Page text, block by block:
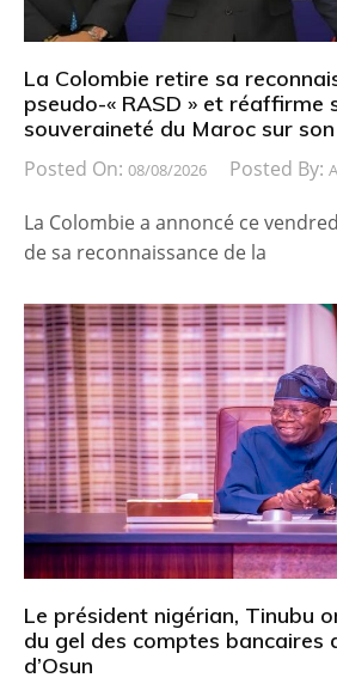
La Colombie retire sa
pseudo-« RASD » et réaffirme
souveraineté du Maroc sur
Posted On: 08/08/2026 Posted By:
La Colombie a annoncé ce
de sa reconnaissance de la
Le président nigérian, Tinubu
du gel des comptes bancaires
d’Osun